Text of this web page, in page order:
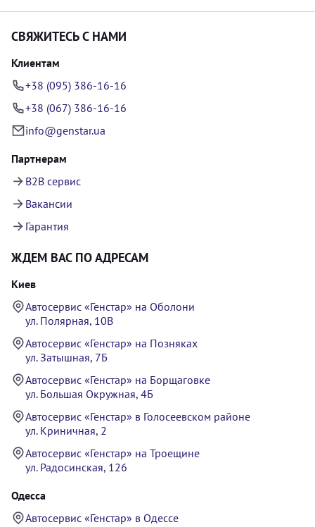
СВЯЖИТЕСЬ С НАМИ
Клиентам
+38 (095) 386-16-16
+38 (067) 386-16-16
info@genstar.ua
Партнерам
B2B сервис
Вакансии
Гарантия
ЖДЕМ ВАС ПО АДРЕСАМ
Киев
Автосервис «Генстар» на Оболони
ул. Полярная, 10В
Автосервис «Генстар» на Позняках
ул. Затышная, 7Б
Автосервис «Генстар» на Борщаговке
ул. Большая Окружная, 4Б
Автосервис «Генстар» в Голосеевском районе
ул. Криничная, 2
Автосервис «Генстар» на Троещине
ул. Радосинская, 126
Одесса
Автосервис «Генстар» в Одессе